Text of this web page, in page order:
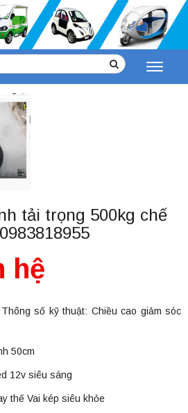
Search Toggle
tải trọng 500kg chế
hệ
số kỹ thuật: Chiều cao giảm sóc
50cm
12v siêu sáng
thế Vai kép siêu khỏe